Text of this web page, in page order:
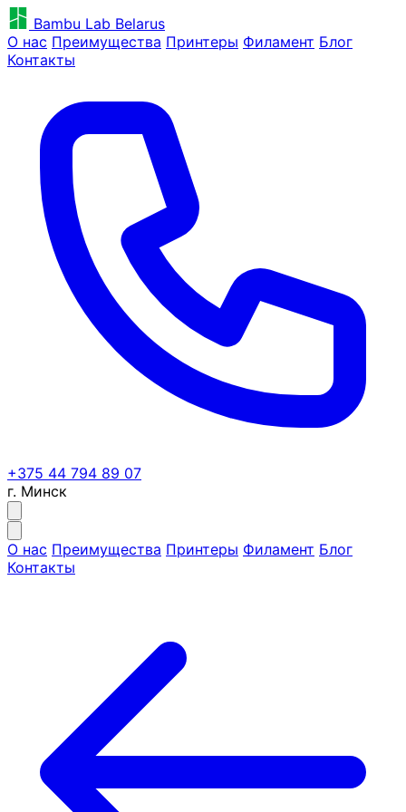
Bambu Lab Belarus
О нас Преимущества Принтеры Филамент Блог
Контакты
+375 44 794 89 07
г. Минск
О нас Преимущества Принтеры Филамент Блог
Контакты